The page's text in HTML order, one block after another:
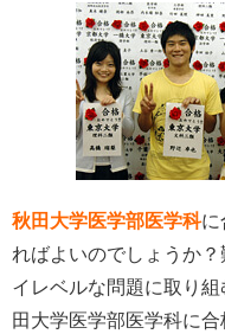
秋田大学医学部医学科に
ればよいのでしょうか
イレベルな問題に取り
田大学医学部医学科に合